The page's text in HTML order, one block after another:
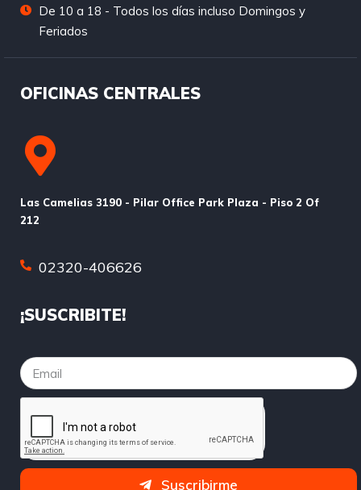
De 10 a 18 - Todos los días incluso Domingos y
Feriados
OFICINAS CENTRALES
Las Camelias 3190 - Pilar Office Park Plaza - Piso 2 Of
212
02320-406626
¡SUSCRIBITE!
Suscribirme